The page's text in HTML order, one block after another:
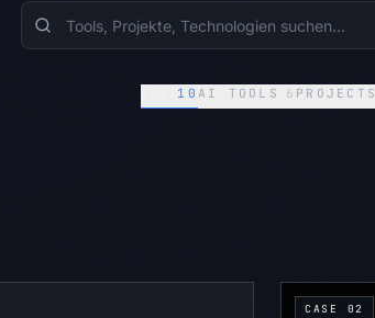
10 AI TOOLS 6 PROJECTS
CASE 02